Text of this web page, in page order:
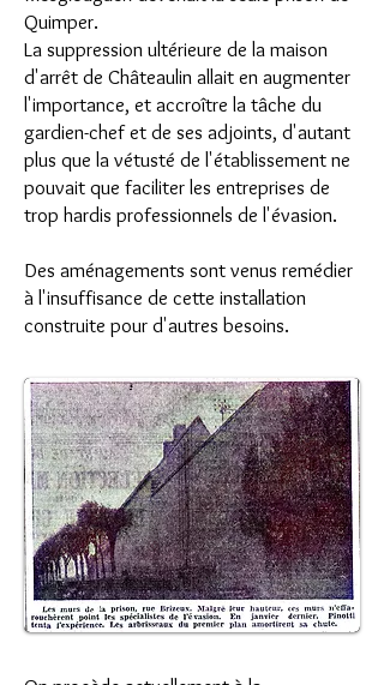
Quimper.
La suppression ultérieure de la maison
d'arrêt de Châteaulin allait en augmenter
l'importance, et accroître la tâche du
gardien-chef et de ses adjoints, d'autant
plus que la vétusté de l'établissement ne
pouvait que faciliter les entreprises de
trop hardis professionnels de l'évasion.
Des aménagements sont venus remédier
à l'insuffisance de cette installation
construite pour d'autres besoins.